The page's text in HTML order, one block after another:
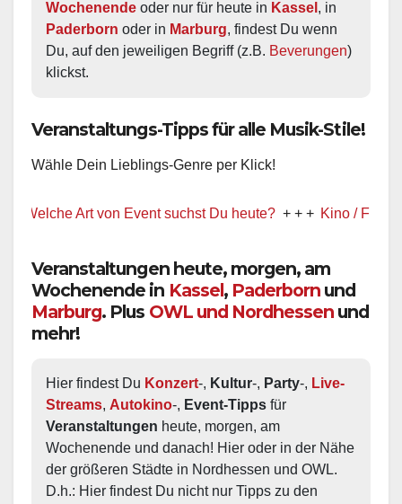
Wochenende oder nur für heute in Kassel
Paderborn oder in Marburg, findest Du wenn
Du, auf den jeweiligen Begriff (z.B. Beverungen)
klickst.
Veranstaltungs-Tipps für alle Musik-Stile!
Wähle Dein Lieblings-Genre per Klick!
Art von Event suchst Du heute? + + + Kino / Film + + +
Veranstaltungen heute, morgen, am
Wochenende in Kassel, Paderborn und
Marburg. Plus OWL und Nordhessen und
mehr!
Hier findest Du Konzert-, Kultur-, Party-, Live-
Streams, Autokino-, Event-Tipps
Veranstaltungen heute, morgen, am
Wochenende und danach! Hier oder in der Nähe
der größeren Städte in Nordhessen und OWL.
D.h.: Hier findest Du nicht nur Tipps zu den